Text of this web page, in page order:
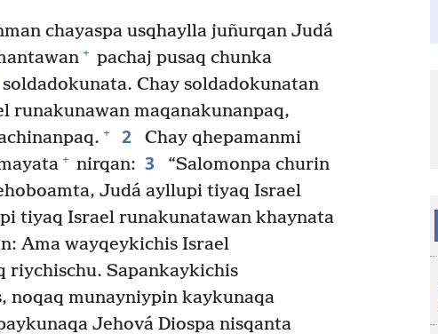
chayaspa usqhaylla juñurqan Judá
+ pachaj pusaq chunka
soldadokunata. Chay soldadokunatan
runakunawan maqanakunanpaq,
+ 2
Chay qhepamanmi
+ nirqan: 3
“Salomonpa churin
Judá ayllupi tiyaq Israel
tiyaq Israel runakunatawan khaynata
Ama wayqeykichis Israel
riychischu. Sapankaykichis
noqaq munayniypin kaykunaqa
Jehová Diospa nisqanta